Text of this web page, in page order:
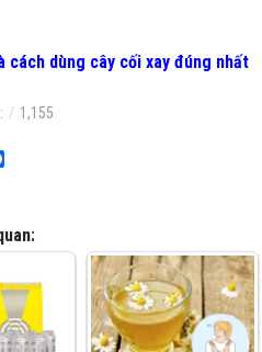
cách dùng cây cối xay đúng nhất
1,155
Facebook